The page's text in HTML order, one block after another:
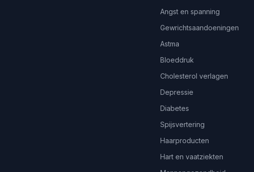
Angst en spanning
Gewrichtsaandoeningen
Astma
Bloeddruk
Cholesterol verlagen
Depressie
Diabetes
Spijsvertering
Haarproducten
Hart en vaatziekten